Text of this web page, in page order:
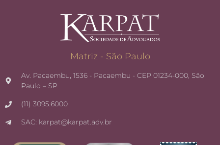
Matriz - São Paulo
Av. Pacaembu, 1536 - Pacaembu - CEP 01234-000, São
Paulo – SP
(11) 3095.6000
SAC: karpat@karpat.adv.br